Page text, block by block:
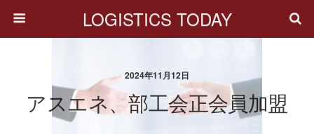
LOGISTICS TODAY
2024年11月12日
アスエネ、部工会正会員加盟